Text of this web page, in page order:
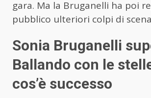
gara. Ma la Bruganelli ha poi
pubblico ulteriori colpi di
Sonia Bruganelli
Ballando con le
cos’è successo